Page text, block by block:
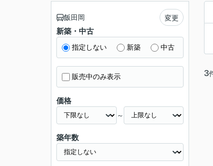
3
飯田岡 変更
新築・中古
指定しない 新築 中古
販売中のみ表示
価格
～
築年数